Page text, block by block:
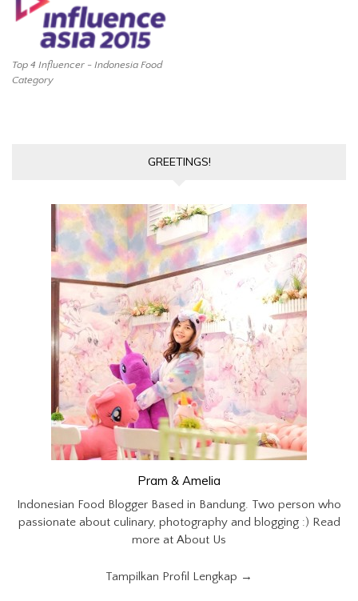
Top 4 Influencer - Indonesia Food
Category
GREETINGS!
Pram & Amelia
Indonesian Food Blogger Based in Bandung. Two person who
passionate about culinary, photography and blogging :) Read
more at About Us
Tampilkan Profil Lengkap →